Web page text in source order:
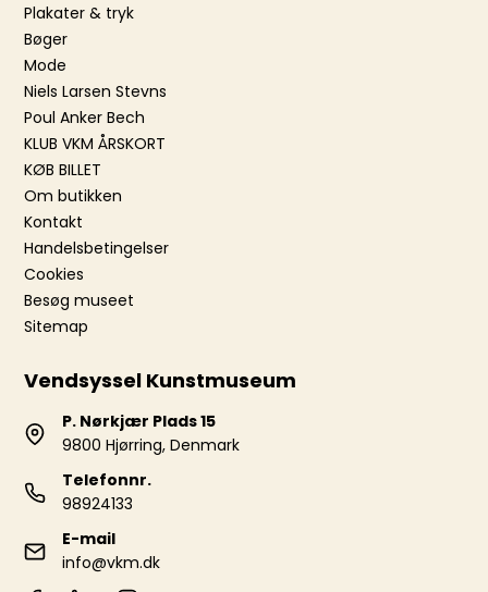
Plakater & tryk
Bøger
Mode
Niels Larsen Stevns
Poul Anker Bech
KLUB VKM ÅRSKORT
KØB BILLET
Om butikken
Kontakt
Handelsbetingelser
Cookies
Besøg museet
Sitemap
Vendsyssel Kunstmuseum
P. Nørkjær Plads 15
9800 Hjørring, Denmark
Telefonnr.
98924133
E-mail
info@vkm.dk